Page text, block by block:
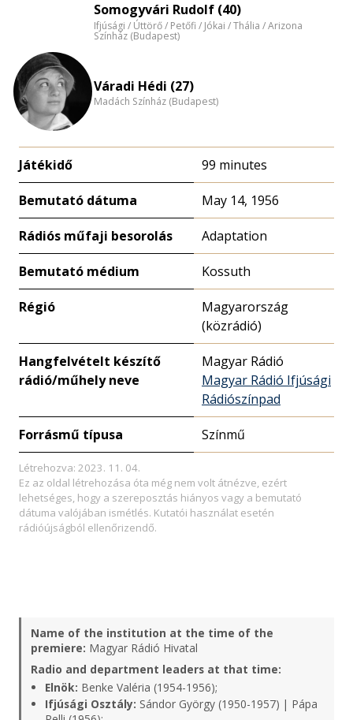
eloszlás
nagyítása
Somogyvári Rudolf (40)
Ifjúsági / Úttörő / Petőfi / Jókai / Thália / Arizona
Színház (Budapest)
Váradi Hédi (27)
Madách Színház (Budapest)
Játékidő 99 minutes
Bemutató dátuma May 14, 1956
Rádiós műfaji besorolás Adaptation
Bemutató médium Kossuth
Régió
Magyarország
(közrádió)
Hangfelvételt készítő
rádió/műhely neve
Magyar Rádió
Magyar Rádió Ifjúsági
Rádiószínpad
Forrásmű típusa Színmű
Létrehozva: 2023. 11. 04.
Ez az oldal létrehozása óta még nem volt átnézve, ezért
lehetséges, hogy a szereposztás hiányos vagy a bemutató
dátuma valójában ismétlés. Kutatói használat esetén
rádióújságból ellenőrizendő.
Name of the institution at the time of the
premiere: Magyar Rádió Hivatal
Radio and department leaders at that time:
Elnök: Benke Valéria (1954-1956);
Ifjúsági Osztály: Sándor György (1950-1957) | Pápa